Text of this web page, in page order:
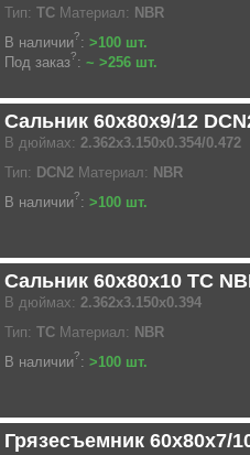
Тип: TC Материал: NBR
В наличии?: >100 шт.
Под заказ?: ~ >256 шт.
Сальник 60x80x9/12
В дюймах: 2.362x3.150x0.354/0.472
Тип: DCN2 Материал: NBR
В наличии?: >100 шт.
Сальник 60x80x10 TC
В дюймах: 2.362x3.150x0.394
Тип: TC Материал: NBR
В наличии?: >100 шт.
Грязесъемник 60x80x7/